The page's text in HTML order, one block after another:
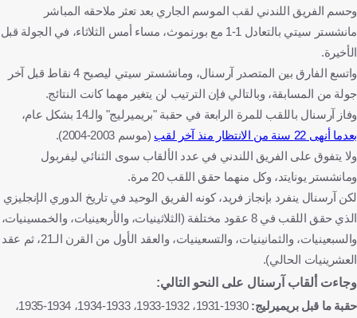
وحسم الفريق اللندني لقب الموسم الجاري بعد تعثر ملاحقه المباشر
مانشستر سيتي بالتعادل 1-1 مع بورنموث، مساء أمس الثلاثاء، في الجولة قبل
الأخيرة.
واتسع الفارق بين المتصدر آرسنال، ومانشستر سيتي ليصبح 4 نقاط قبل آخر
جولة من المسابقة، وبالتالي فإن الترتيب لن يتغير مهما كانت النتائج.
وفاز آرسنال باللقب للمرة الرابعة في حقبة "بريميرليج" والـ14 بشكل عام،
بعدما أنهى 22 سنة من الانتظار منذ آخر لقب
(موسم 2003-2004).
ولا يتفوق على الفريق اللندني في عدد الألقاب سوى الثنائي ليفربول
ومانشستر يونايتد، وكل منهما حقق اللقب 20 مرة.
لكن آرسنال ينفرد بإنجاز فريد، كونه الفريق الوحيد في تاريخ الدوري الإنجليزي
الذي حقق اللقب في 8 عقود مختلفة (الثلاثينيات، والأربعينيات، والخمسينيات،
والسبعينيات، والثمانينيات، والتسعينيات، والعقد الأول من القرن الـ21، ثم عقد
العشرينيات الحالي).
وجاءت ألقاب آرسنال على النحو التالي:
حقبة ما قبل بريميرليج:
1930-1931، 1932-1933، 1933-1934، 1934-1935،